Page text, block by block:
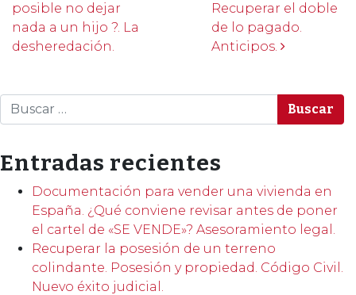
posible no dejar
nada a un hijo ?. La
desheredación.
Recuperar el doble
de lo pagado.
Anticipos.
Buscar
Entradas recientes
Documentación para vender una vivienda en
España. ¿Qué conviene revisar antes de poner
el cartel de «SE VENDE»? Asesoramiento legal.
Recuperar la posesión de un terreno
colindante. Posesión y propiedad. Código Civil.
Nuevo éxito judicial.